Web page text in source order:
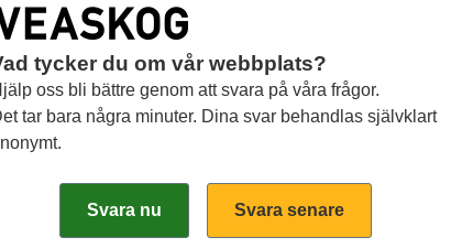
tycker du om vår webbplats?
oss bli bättre genom att svara på våra frågor.
tar bara några minuter. Dina svar behandlas självklart